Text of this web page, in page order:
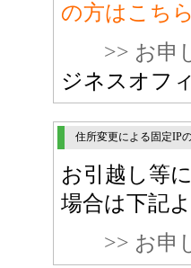
の方はこち
>> お申
ジネスオフ
住所変更による固定IP
お引越し等
場合は下記
>> お申